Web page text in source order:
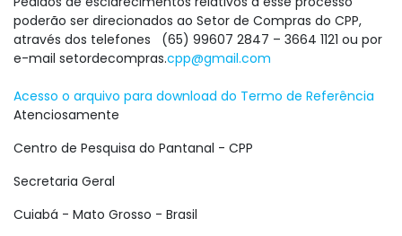
poderão ser direcionados ao Setor de Compras do CPP,
através dos telefones (65) 99607 2847 – 3664 1121 ou por
e-mail setordecompras.cpp@gmail.com
Acesso o arquivo para download do Termo de Referência
Atenciosamente
Centro de Pesquisa do Pantanal - CPP
Secretaria Geral
Cuiabá - Mato Grosso - Brasil